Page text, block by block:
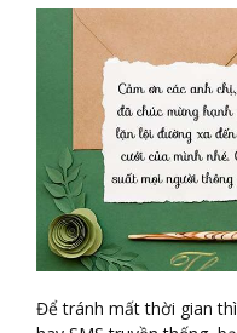
Để tránh mất thời gian